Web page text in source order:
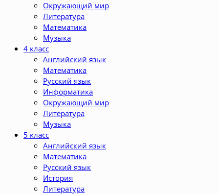
Окружающий мир
Литература
Математика
Музыка
4 класс
Английский язык
Математика
Русский язык
Информатика
Окружающий мир
Литература
Музыка
5 класс
Английский язык
Математика
Русский язык
История
Литература